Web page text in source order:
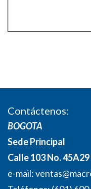
Contáctenos:
BOGOTA
Sede Principal
Calle 103 No. 45A29
e-mail: